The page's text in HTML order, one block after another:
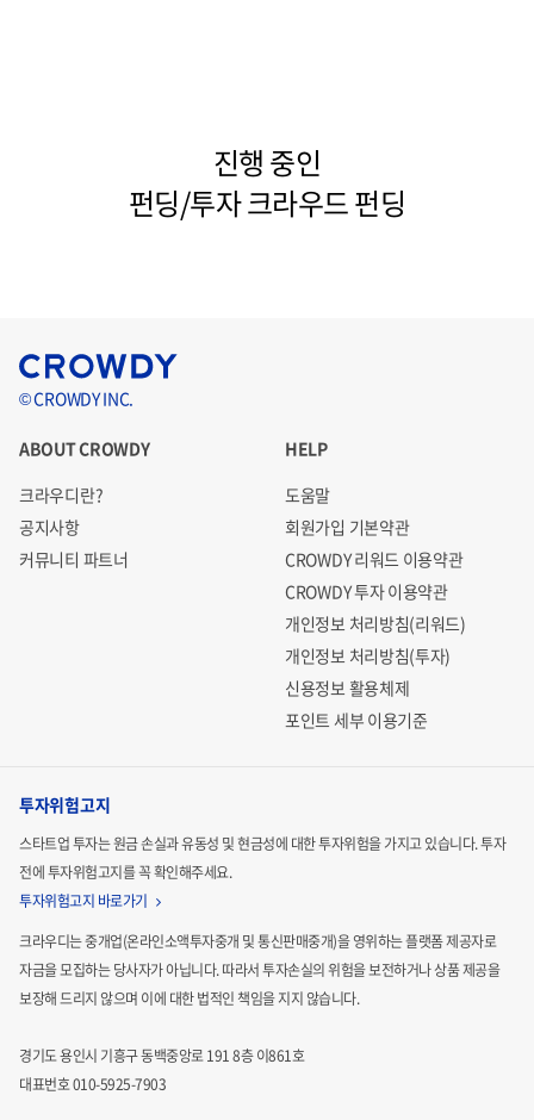
진행 중인
펀딩/투자 크라우드 펀딩
© CROWDY INC.
ABOUT CROWDY
크라우디란?
공지사항
커뮤니티 파트너
HELP
도움말
회원가입 기본약관
CROWDY 리워드 이용약관
CROWDY 투자 이용약관
개인정보 처리방침(리워드)
개인정보 처리방침(투자)
신용정보 활용체제
포인트 세부 이용기준
투자위험고지
스타트업 투자는 원금 손실과 유동성 및 현금성에 대한 투자위험을 가지고 있습니다.투자
전에 투자위험고지를 꼭 확인해주세요.
투자위험고지 바로가기
크라우디는 중개업(온라인소액투자중개 및 통신판매중개)을 영위하는 플랫폼 제공자로
자금을 모집하는당사자가 아닙니다. 따라서 투자손실의 위험을 보전하거나 상품 제공을
보장해 드리지 않으며 이에 대한 법적인 책임을 지지 않습니다.
경기도 용인시 기흥구 동백중앙로 191 8층 이861호
대표번호 010-5925-7903